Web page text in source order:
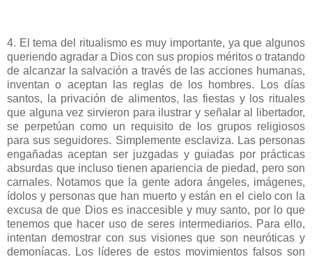
4. El tema del ritualismo es muy importante, ya que algunos
queriendo agradar a Dios con sus propios méritos o tratando
de alcanzar la salvación a través de las acciones humanas,
inventan o aceptan las reglas de los hombres. Los días
santos, la privación de alimentos, las fiestas y los rituales
que alguna vez sirvieron para ilustrar y señalar al libertador,
se perpetúan como un requisito de los grupos religiosos
para sus seguidores. Simplemente esclaviza. Las personas
engañadas aceptan ser juzgadas y guiadas por prácticas
absurdas que incluso tienen apariencia de piedad, pero son
carnales. Notamos que la gente adora ángeles, imágenes,
ídolos y personas que han muerto y están en el cielo con la
excusa de que Dios es inaccesible y muy santo, por lo que
tenemos que hacer uso de seres intermediarios. Para ello,
intentan demostrar con sus visiones que son neuróticas y
demoníacas. Los líderes de estos movimientos falsos son